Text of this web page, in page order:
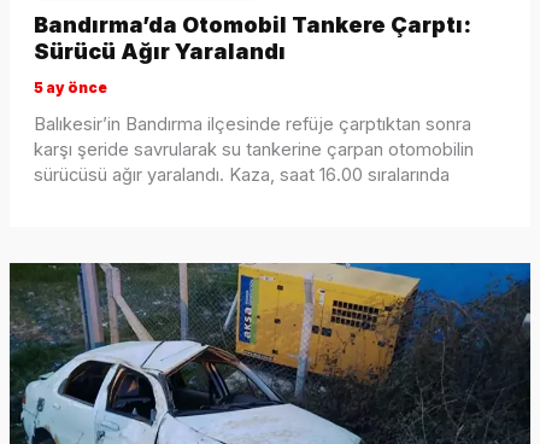
Bandırma’da Otomobil Tankere Çarptı:
Sürücü Ağır Yaralandı
5 ay önce
Balıkesir’in Bandırma ilçesinde refüje çarptıktan sonra
karşı şeride savrularak su tankerine çarpan otomobilin
sürücüsü ağır yaralandı. Kaza, saat 16.00 sıralarında